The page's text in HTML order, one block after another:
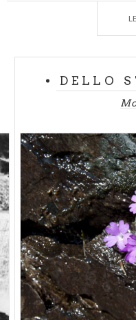
Per informazioni,
La documentazione
Unione dei
DELLO